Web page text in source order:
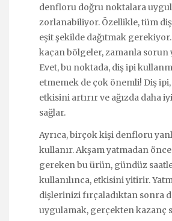
denfloru doğru noktalara
zorlanabiliyor. Özellikle, tüm
eşit şekilde dağıtmak
kaçan bölgeler, zamanla sorun
Evet, bu noktada, diş ipi
etmemek de çok önemli! Diş
etkisini artırır ve ağızda daha
sağlar.
Ayrıca, birçok kişi denfloru
kullanır. Akşam yatmadan
gereken bu ürün, gündüz
kullanılınca, etkisini yitirir.
dişlerinizi fırçaladıktan sonra
uygulamak, gerçekten kazanç